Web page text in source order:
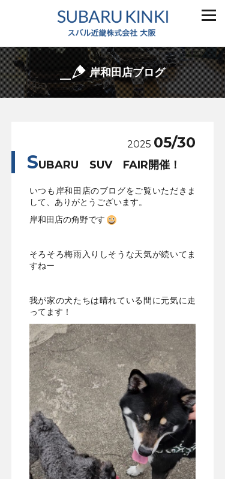
岸和田店ブログ
2025 05/30
SUBARU SUV FAIR開催！
いつも岸和田店のブログをご覧いただきま
して、ありがとうございます。
岸和田店の角野です
そろそろ梅雨入りしそうな天気が続いてま
すねー
我が家の犬たちは晴れている間に元気に走
ってます！